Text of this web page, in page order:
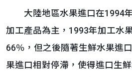
大陸地區水果進口在1994年
加工產品為主，1993年加工水
66％，但之後隨著生鮮水果進
果進口相對停滯，使得進口生